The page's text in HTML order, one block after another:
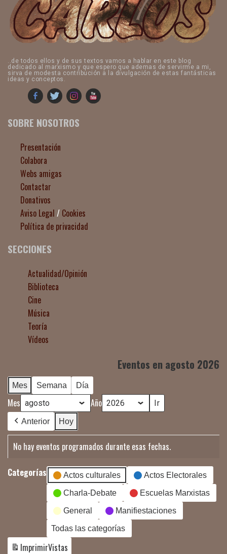
..de todos ellos y de sus textos vamos a hablar en este blog
dedicado al marxismo y que espero que ademas de servirme a mi,
sirva de modesta contribución a la divulgación de estas fantásticas
ideas y conceptos.
SOBRE NOSOTROS
Presentación
Colabora
Webs amigas
Contactar
Donativos
Aviso Legal / Cookies
Política de privacidad
SECCIONES
Actualidad/Opinión
Biblioteca
Cine
Música
Teoría
Vídeos
Eventos en agosto 2026
Mes Semana Día
Mes Año
Anterior Hoy
No hay eventos programados durante esas fechas.
Categorías Actos culturales Actos Electorales
Charla-Debate Escuelas Marxistas
General Manifiestaciones
Todas las categorías
ImprimirVistas